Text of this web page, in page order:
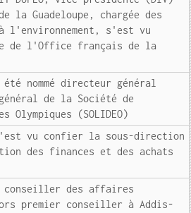
la Guadeloupe, chargée des
l'environnement, s'est vu
de l'Office français de la
été nommé directeur général
de la Société de
Olympiques (SOLIDEO)
s'est vu confier la sous-direction
des finances et des achats
conseiller des affaires
premier conseiller à Addis-